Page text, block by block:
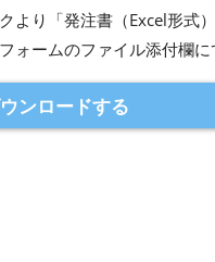
より「発注書（Excel形式
ォームのファイル添付欄に
ンロードする